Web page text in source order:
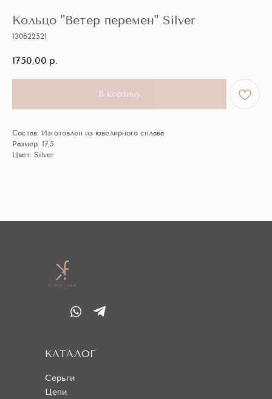
Кольцо "Ветер перемен" Silver
130622521
1750,00 р.
В корзину
Состав: Изготовлен из ювелирного сплава
Размер: 17,5
Цвет: Silver
Серьги
Цепи
КАТАЛОГ